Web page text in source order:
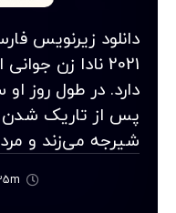
2021 نادا زن
دارد. در طول روز
پس از تاریک شدن
شیرجه می‌زند و